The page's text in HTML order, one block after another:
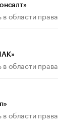
в области права
в области права
в области права